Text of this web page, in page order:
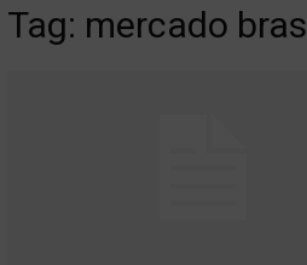
Tag: mercado